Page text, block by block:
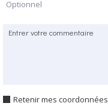
Optionnel
Retenir mes coordonnées